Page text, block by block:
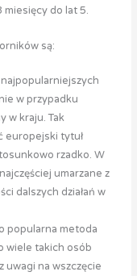
miesięcy do lat 5.
są:
w przypadku
w kraju. Tak
europejski tytuł
rzadko. W
umarzane z
dalszych działań w
popularna metoda
wiele takich osób
uwagi na wszczęcie